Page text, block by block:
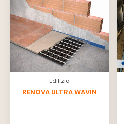
Edilizia
RENOVA ULTRA WAVIN